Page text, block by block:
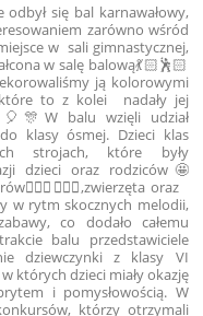
się bal karnawałowy,
zarówno wśród
w sali gimnastycznej,
w salę balową💃🏻🕺🏻
ją kolorowymi
które to z kolei nadały jej
W balu wzięli udział
klasy ósmej. Dzieci klas
strojach, które były
dzieci oraz rodziców🤩
oraz
w rytm skocznych melodii,
co dodało całemu
balu przedstawiciele
dziewczynki z klasy VI
których dzieci miały okazję
i pomysłowością. W
którzy otrzymali